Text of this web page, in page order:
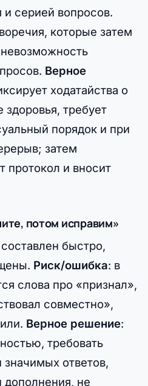
серией вопросов.
которые затем
Верное
ходатайства о
здоровья, требует
порядок и при
затем
протокол и вносит
потом исправим»
быстро,
Риск/ошибка: в
слова про «признал»,
совместно»,
Верное решение:
требовать
ответов,
дополнения, не